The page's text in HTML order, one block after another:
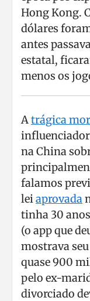
Hong Kong.
dólares
antes
estatal,
menos os
Atrágica
na China
falamos
leiaprovada
tinha 30
(o app que
mostrava
quase 900
pelo ex-
divorciado